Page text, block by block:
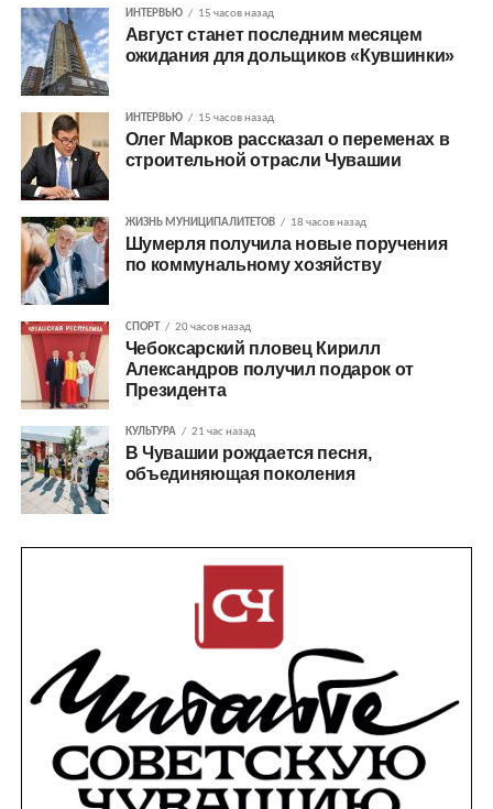
ИНТЕРВЬЮ 15 часов назад
Август станет последним месяцем
ожидания для дольщиков «Кувшинки»
ИНТЕРВЬЮ 15 часов назад
Олег Марков рассказал о переменах в
строительной отрасли Чувашии
ЖИЗНЬ МУНИЦИПАЛИТЕТОВ 18 часов назад
Шумерля получила новые поручения
по коммунальному хозяйству
СПОРТ 20 часов назад
Чебоксарский пловец Кирилл
Александров получил подарок от
Президента
КУЛЬТУРА 21 час назад
В Чувашии рождается песня,
объединяющая поколения